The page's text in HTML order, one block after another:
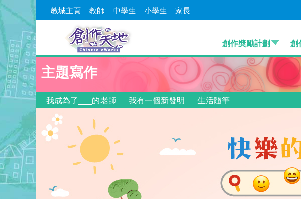
教城主頁 教師 中學生 小學生 家長
創作奬勵計劃 創
主題寫作
我成為了___的老師 我有一個新發明 生活隨筆